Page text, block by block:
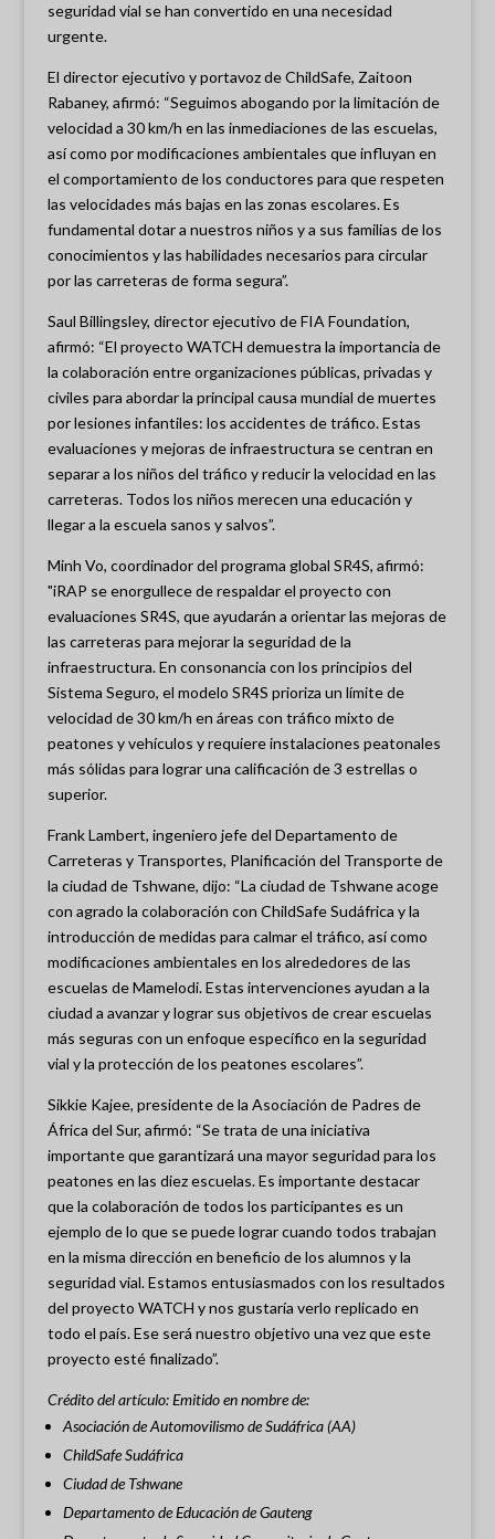
seguridad vial se han convertido en una necesidad
urgente.
El director ejecutivo y portavoz de ChildSafe, Zaitoon
Rabaney, afirmó: “Seguimos abogando por la limitación de
velocidad a 30 km/h en las inmediaciones de las escuelas,
así como por modificaciones ambientales que influyan en
el comportamiento de los conductores para que respeten
las velocidades más bajas en las zonas escolares. Es
fundamental dotar a nuestros niños y a sus familias de los
conocimientos y las habilidades necesarios para circular
por las carreteras de forma segura”.
Saul Billingsley, director ejecutivo de FIA Foundation,
afirmó: “El proyecto WATCH demuestra la importancia de
la colaboración entre organizaciones públicas, privadas y
civiles para abordar la principal causa mundial de muertes
por lesiones infantiles: los accidentes de tráfico. Estas
evaluaciones y mejoras de infraestructura se centran en
separar a los niños del tráfico y reducir la velocidad en las
carreteras. Todos los niños merecen una educación y
llegar a la escuela sanos y salvos”.
Minh Vo, coordinador del programa global SR4S, afirmó:
"iRAP se enorgullece de respaldar el proyecto con
evaluaciones SR4S, que ayudarán a orientar las mejoras de
las carreteras para mejorar la seguridad de la
infraestructura. En consonancia con los principios del
Sistema Seguro, el modelo SR4S prioriza un límite de
velocidad de 30 km/h en áreas con tráfico mixto de
peatones y vehículos y requiere instalaciones peatonales
más sólidas para lograr una calificación de 3 estrellas o
superior.
Frank Lambert, ingeniero jefe del Departamento de
Carreteras y Transportes, Planificación del Transporte de
la ciudad de Tshwane, dijo: “La ciudad de Tshwane acoge
con agrado la colaboración con ChildSafe Sudáfrica y la
introducción de medidas para calmar el tráfico, así como
modificaciones ambientales en los alrededores de las
escuelas de Mamelodi. Estas intervenciones ayudan a la
ciudad a avanzar y lograr sus objetivos de crear escuelas
más seguras con un enfoque específico en la seguridad
vial y la protección de los peatones escolares”.
Sikkie Kajee, presidente de la Asociación de Padres de
África del Sur, afirmó: “Se trata de una iniciativa
importante que garantizará una mayor seguridad para los
peatones en las diez escuelas. Es importante destacar
que la colaboración de todos los participantes es un
ejemplo de lo que se puede lograr cuando todos trabajan
en la misma dirección en beneficio de los alumnos y la
seguridad vial. Estamos entusiasmados con los resultados
del proyecto WATCH y nos gustaría verlo replicado en
todo el país. Ese será nuestro objetivo una vez que este
proyecto esté finalizado”.
Crédito del artículo: Emitido en nombre de:
Asociación de Automovilismo de Sudáfrica (AA)
ChildSafe Sudáfrica
Ciudad de Tshwane
Departamento de Educación de Gauteng